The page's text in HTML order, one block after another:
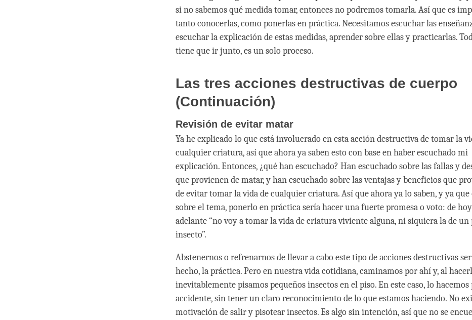
si no sabemos qué medida tomar, entonces no podremos tomarla. Así que es
tanto conocerlas, como ponerlas en práctica. Necesitamos escuchar las
escuchar la explicación de estas medidas, aprender sobre ellas y practicarlas.
tiene que ir junto, es un solo proceso.
Las tres acciones destructivas de cuerpo
(Continuación)
Revisión de evitar matar
Ya he explicado lo que está involucrado en esta acción destructiva de tomar la
cualquier criatura, así que ahora ya saben esto con base en haber escuchado mi
explicación. Entonces, ¿qué han escuchado? Han escuchado sobre las fallas y
que provienen de matar, y han escuchado sobre las ventajas y beneficios que
de evitar tomar la vida de cualquier criatura. Así que ahora ya lo saben, y ya que
sobre el tema, ponerlo en práctica sería hacer una fuerte promesa o voto: de
adelante “no voy a tomar la vida de criatura viviente alguna, ni siquiera la de un
insecto”.
Abstenernos o refrenarnos de llevar a cabo este tipo de acciones destructivas
hecho, la práctica. Pero en nuestra vida cotidiana, caminamos por ahí y, al
inevitablemente pisamos pequeños insectos en el piso. En este caso, lo hacemos
accidente, sin tener un claro reconocimiento de lo que estamos haciendo. No
motivación de salir y pisotear insectos. Es algo sin intención, así que no se